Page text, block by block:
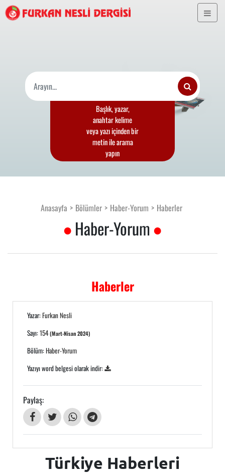
Başlık, yazar,
anahtar kelime
veya yazı içinden bir
metin ile arama
yapın
Anasayfa Bölümler Haber-Yorum Haberler
Haber-Yorum
Haberler
Yazar:Furkan Nesli
Sayı:154(Mart-Nisan 2024)
Bölüm:Haber-Yorum
Yazıyı word belgesi olarak indir:
Paylaş:
Türkiye Haberleri